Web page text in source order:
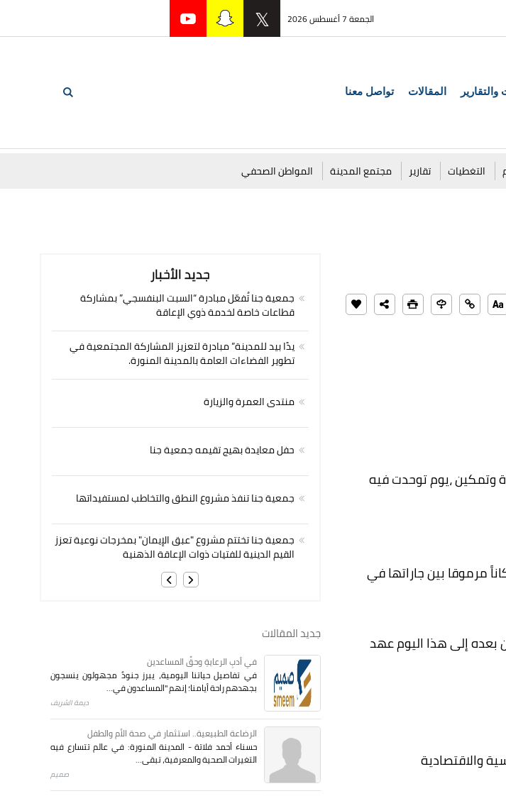
الجمعة 7 أغسطس 2026
والتقارير المقالات تواصل معنا
التغطيات تقارير مجتمع المدينة المواطن الصحفي
وتمكين ،يوم توحدت فيه
مرموقا بين جاراتها في
بعده إلى هذا اليوم عهد
والاقتصادية
جديد الأخبار
جمعية جنا تُفعّل مبادرة “السبت البنفسجي” بمشاركة
قطاعات خاصة لخدمة ذوي الإعاقة
يدًا بيد للمدينة” مبادرة لتعزيز المشاركة المجتمعية في
تطوير الفضاءات العامة بالمدينة المنورة.
منتدى العمرة والزيارة
حفل معايدة بهيج تقيمه جمعية جنا
جمعية جنا تنفذ مشروع النطق والتخاطب لمستفيداتها
جمعية جنا تختتم مشروع "عبق الإيمان" بمخرجات نوعية تعزز
القيم الدينية للفتيات ذوات الإعاقة الذهنية
جديد المقالات
في أدبِ الرعايةِ وحقِّ المساعدين
في تفاصيل حياتنا اليومية، يبرز جنودٌ مجهولون ينسجون
بجهدهم راحة أيامنا؛ إنهم "المساعدون في...
ديمة الشريف
الرضاعة الطبيعية.. استثمار في صحة الأم والطفل
حسناء أحمد فلاتة - المدينة المنورة: في عالم تتسارع فيه
التغيرات الصحية والمعرفية، تبقى...
صميم